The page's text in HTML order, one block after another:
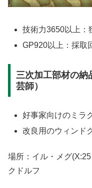
技術力3650以上：
GP920以上：採取
三次加工部材の納
芸師）
好事家向けのミラ
改良用のウィンド
場所：イル・メグ
クドルフ